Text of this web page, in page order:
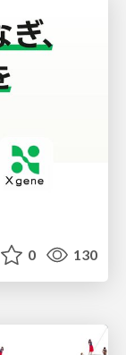
0 130